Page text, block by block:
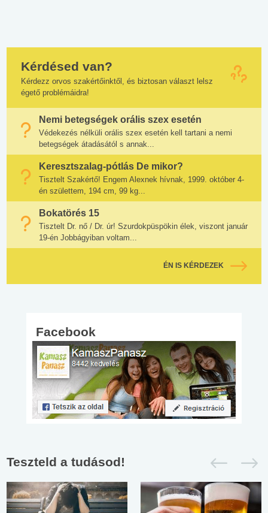
Kérdésed van?
Kérdezz orvos szakértőinktől, és biztosan választ lelsz
égető problémáidra!
Nemi betegségek orális szex esetén
Védekezés nélküli orális szex esetén kell tartani a nemi
betegségek átadásától s annak...
Keresztszalag-pótlás De mikor?
Tisztelt Szakértő! Engem Alexnek hívnak, 1999. október 4-
én születtem, 194 cm, 99 kg...
Bokatörés 15
Tisztelt Dr. nő / Dr. úr! Szurdokpüspökin élek, viszont január
19-én Jobbágyiban voltam...
ÉN IS KÉRDEZEK
Facebook
Teszteld a tudásod!